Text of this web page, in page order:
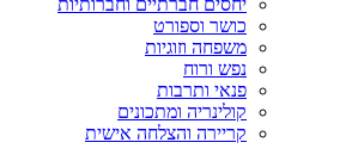
כושר וספורט
משפחה וזוגיות
נפש ורוח
פנאי ותרבות
קולינריה ומתכונים
קריירה והצלחה אישית